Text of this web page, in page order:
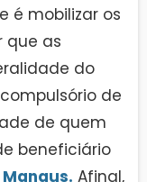
é mobilizar os
que as
do
de
de quem
beneficiário
Afinal,